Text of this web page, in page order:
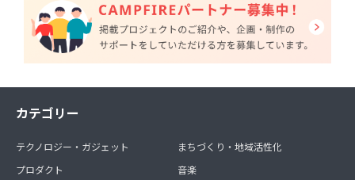
カテゴリー
テクノロジー・ガジェット
プロダクト
まちづくり・地域活性化
音楽